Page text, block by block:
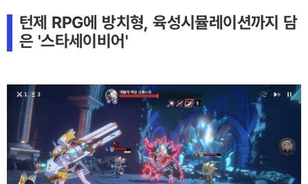
턴제 RPG에 방치형, 육성시뮬레이션까지 담
은 '스타세이비어'